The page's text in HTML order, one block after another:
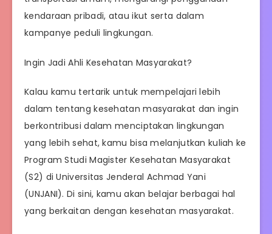
kendaraan pribadi, atau ikut serta dalam
kampanye peduli lingkungan.
Ingin Jadi Ahli Kesehatan Masyarakat?
Kalau kamu tertarik untuk mempelajari lebih
dalam tentang kesehatan masyarakat dan ingin
berkontribusi dalam menciptakan lingkungan
yang lebih sehat, kamu bisa melanjutkan kuliah ke
Program Studi Magister Kesehatan Masyarakat
(S2) di Universitas Jenderal Achmad Yani
(UNJANI). Di sini, kamu akan belajar berbagai hal
yang berkaitan dengan kesehatan masyarakat.